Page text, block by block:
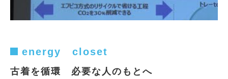
energy closet
古着を循環 必要な人のもとへ